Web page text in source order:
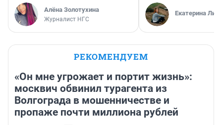
Алёна Золотухина
Журналист НГС
Екатерина
РЕКОМЕНДУЕМ
«Он мне угрожает и портит жизнь»:
москвич обвинил турагента из
Волгограда в мошенничестве и
пропаже почти миллиона рублей